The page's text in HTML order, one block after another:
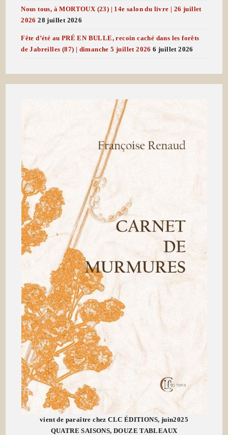
Nous tous, à MORTOUX (23) | 14e salon du livre | 26 juillet
2026 28 juillet 2026
Fête d’été au PRÉ EN BULLE, recoin caché dans les forêts
de Jabreilles (87) | dimanche 5 juillet 2026 6 juillet 2026
vient de paraître chez CLC ÉDITIONS, juin2025
QUATRE SAISONS, DOUZE TABLEAUX